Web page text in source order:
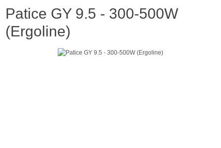
Patice GY 9.5 - 300-500W
(Ergoline)